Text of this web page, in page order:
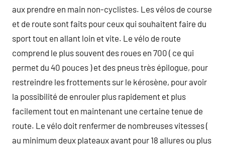
aux prendre en main non-cyclistes. Les vélos de course
et de route sont faits pour ceux qui souhaitent faire du
sport tout en allant loin et vite. Le vélo de route
comprend le plus souvent des roues en 700 ( ce qui
permet du 40 pouces ) et des pneus très épilogue, pour
restreindre les frottements sur le kérosène, pour avoir
la possibilité de enrouler plus rapidement et plus
facilement tout en maintenant une certaine tenue de
route. Le vélo doit renfermer de nombreuses vitesses (
au minimum deux plateaux avant pour 18 allures ou plus